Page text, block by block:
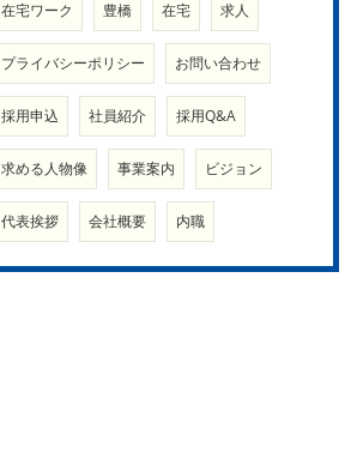
在宅ワーク 豊橋 在宅 求人
プライバシーポリシー お問い合わせ
採用申込 社員紹介 採用Q&A
求める人物像 事業案内 ビジョン
代表挨拶 会社概要 内職